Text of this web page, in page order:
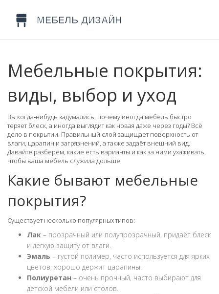
Мебельные покрытия:
виды, выбор и уход
Вы когда‑нибудь задумались, почему иногда мебель быстро
теряет блеск, а иногда выглядит как новая даже через годы? Всё
дело в покрытии. Правильный слой защищает поверхность от
влаги, царапин и загрязнений, а также задаёт внешний вид.
Давайте разберём, какие есть варианты и как за ними ухаживать,
чтобы ваша мебель служила дольше.
Какие бывают мебельные
покрытия?
Существует несколько популярных типов:
Лак – прозрачный или полупрозрачный, придаёт блеск
и лёгкую защиту от влаги.
Эмаль – густой полимер, часто используется для ярких
цветов, хорошо держит царапины.
Полиуретан – очень прочный, часто выбирают для
детской мебели или столов.